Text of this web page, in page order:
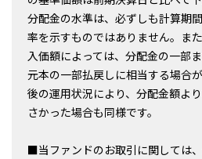
分配金の水準は、必ずしも計算期
率を示すものではありません。ま
入価額によっては、分配金の一部
元本の一部払戻しに相当する場合
後の運用状況により、分配金額よ
さかった場合も同様です。
■当ファンドのお取引に関しては